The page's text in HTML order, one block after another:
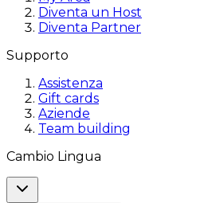
Diventa un Host
Diventa Partner
Supporto
Assistenza
Gift cards
Aziende
Team building
Cambio Lingua